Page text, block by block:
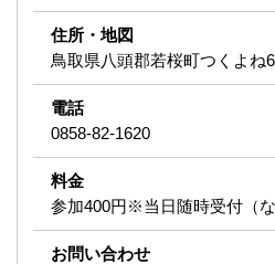
住所・地図
鳥取県八頭郡若桜町つくよね
電話
0858-82-1620
料金
参加400円※当日随時受付（な
お問い合わせ